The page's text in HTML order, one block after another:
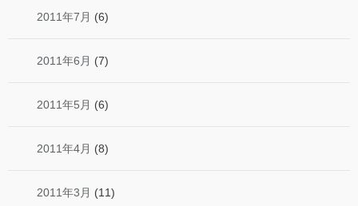
2011年7月 (6)
2011年6月 (7)
2011年5月 (6)
2011年4月 (8)
2011年3月 (11)